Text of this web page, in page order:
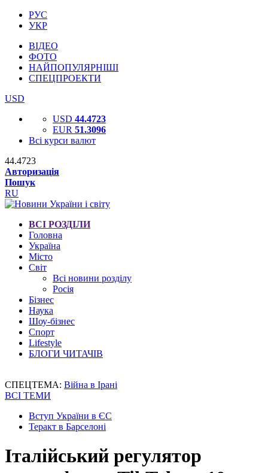
РУС
УКР
ВІДЕО
ФОТО
НАЙПОПУЛЯРНІШІ
СПЕЦПРОЕКТИ
USD
USD 44.4723
EUR 51.3096
Всі курси валют
44.4723
Авторизація
Пошук
RU
ВСІ РОЗДІЛИ
Головна
Україна
Місто
Світ
Всі новини розділу
Росія
Бізнес
Наука
Шоу-бізнес
Спорт
Lifestyle
БЛОГИ ЧИТАЧІВ
СПЕЦТЕМА: Війна в Ірані
ВСІ ТЕМИ
Вступ України в ЄС
Теракт в Барселоні
Італійський регулятор